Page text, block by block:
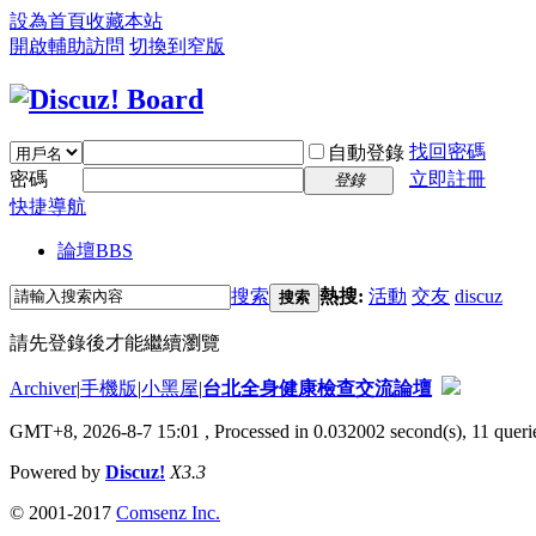
設為首頁收藏本站
開啟輔助訪問 切換到窄版
自動登錄 找回密碼
密碼
登錄
立即註冊
快捷導航
論壇BBS
搜索 搜索 熱搜: 活動 交友 discuz
請先登錄後才能繼續瀏覽
Archiver|手機版|小黑屋|台北全身健康檢查交流論壇
GMT+8, 2026-8-7 15:01 , Processed in 0.032002 second(s), 11
Powered by Discuz! X3.3
© 2001-2017 Comsenz Inc.